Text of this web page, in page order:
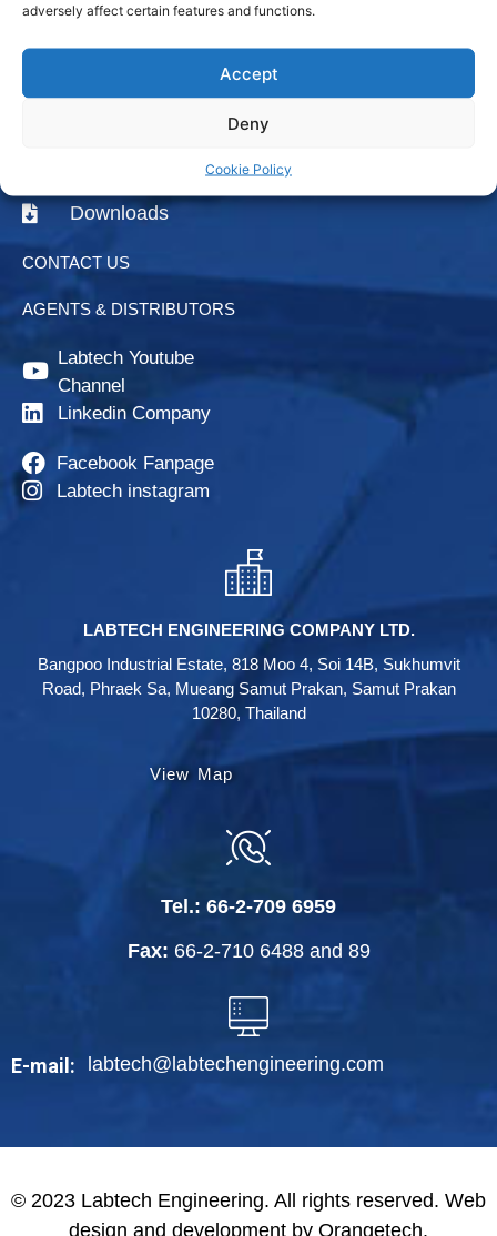
adversely affect certain features and functions.
Accept
Deny
Cookie Policy
Downloads
CONTACT US
AGENTS & DISTRIBUTORS
Labtech Youtube
Channel
Linkedin Company
Facebook Fanpage
Labtech instagram
LABTECH ENGINEERING COMPANY LTD.
Bangpoo Industrial Estate, 818 Moo 4, Soi 14B, Sukhumvit
Road, Phraek Sa, Mueang Samut Prakan, Samut Prakan
10280, Thailand
View Map
Tel.: 66-2-709 6959
Fax: 66-2-710 6488and 89
E-mail: labtech@labtechengineering.com
© 2023 Labtech Engineering. All rights reserved. Web
design and development by Orangetech.